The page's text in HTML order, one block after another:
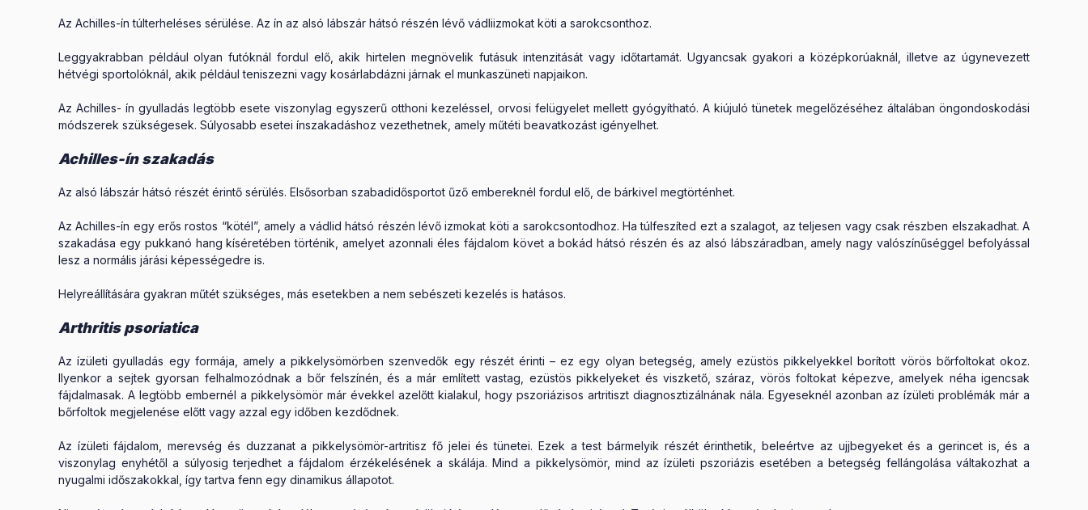
Az Achilles-ín túlterheléses sérülése. Az ín az alsó lábszár hátsó részén lévő vádliizmokat köti a sarokcsonthoz.
Leggyakrabban például olyan futóknál fordul elő, akik hirtelen megnövelik futásuk intenzitását vagy időtartamát. Ugyancsak gyakori a középkorúaknál, illetve az úgynevezett
hétvégi sportolóknál, akik például teniszezni vagy kosárlabdázni járnak el munkaszüneti napjaikon.
Az Achilles- ín gyulladás legtöbb esete viszonylag egyszerű otthoni kezeléssel, orvosi felügyelet mellett gyógyítható. A kiújuló tünetek megelőzéséhez általában öngondoskodási
módszerek szükségesek. Súlyosabb esetei ínszakadáshoz vezethetnek, amely műtéti beavatkozást igényelhet.
Achilles-ín szakadás
Az alsó lábszár hátsó részét érintő sérülés. Elsősorban szabadidősportot űző embereknél fordul elő, de bárkivel megtörténhet.
Az Achilles-ín egy erős rostos “kötél”, amely a vádlid hátsó részén lévő izmokat köti a sarokcsontodhoz. Ha túlfeszíted ezt a szalagot, az teljesen vagy csak részben elszakadhat. A
szakadása egy pukkanó hang kíséretében történik, amelyet azonnali éles fájdalom követ a bokád hátsó részén és az alsó lábszáradban, amely nagy valószínűséggel befolyással
lesz a normális járási képességedre is.
Helyreállítására gyakran műtét szükséges, más esetekben a nem sebészeti kezelés is hatásos.
Arthritis psoriatica
Az ízületi gyulladás egy formája, amely a pikkelysömörben szenvedők egy részét érinti – ez egy olyan betegség, amely ezüstös pikkelyekkel borított vörös bőrfoltokat okoz.
Ilyenkor a sejtek gyorsan felhalmozódnak a bőr felszínén, és a már említett vastag, ezüstös pikkelyeket és viszkető, száraz, vörös foltokat képezve, amelyek néha igencsak
fájdalmasak. A legtöbb embernél a pikkelysömör már évekkel azelőtt kialakul, hogy pszoriázisos artritiszt diagnosztizálnának nála. Egyeseknél azonban az ízületi problémák már a
bőrfoltok megjelenése előtt vagy azzal egy időben kezdődnek.
Az ízületi fájdalom, merevség és duzzanat a pikkelysömör-artritisz fő jelei és tünetei. Ezek a test bármelyik részét érinthetik, beleértve az ujjbegyeket és a gerincet is, és a
viszonylag enyhétől a súlyosig terjedhet a fájdalom érzékelésének a skálája. Mind a pikkelysömör, mind az ízületi pszoriázis esetében a betegség fellángolása váltakozhat a
nyugalmi időszakokkal, így tartva fenn egy dinamikus állapotot.